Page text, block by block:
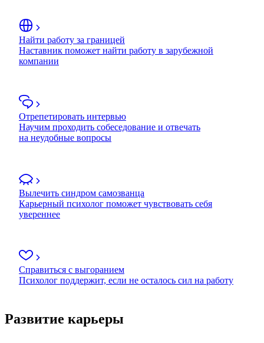
Найти работу за границей
Наставник поможет найти работу в зарубежной
компании
Отрепетировать интервью
Научим проходить собеседование и отвечать
на неудобные вопросы
Вылечить синдром самозванца
Карьерный психолог поможет чувствовать себя
увереннее
Справиться с выгоранием
Психолог поддержит, если не осталось сил на работу
Развитие карьеры